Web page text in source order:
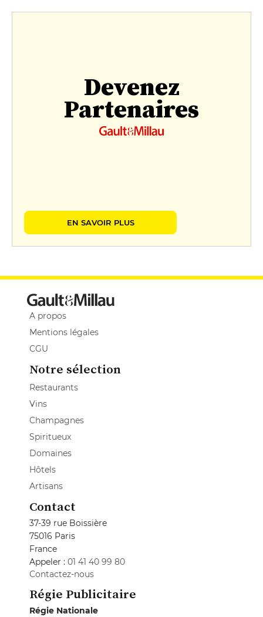
Devenez
Partenaires
EN SAVOIR PLUS
A propos
Mentions légales
CGU
Notre sélection
Restaurants
Vins
Champagnes
Spiritueux
Domaines
Hôtels
Artisans
Contact
37-39 rue Boissière
75016 Paris
France
Appeler : 01 41 40 99 80
Contactez-nous
Régie Publicitaire
Régie Nationale